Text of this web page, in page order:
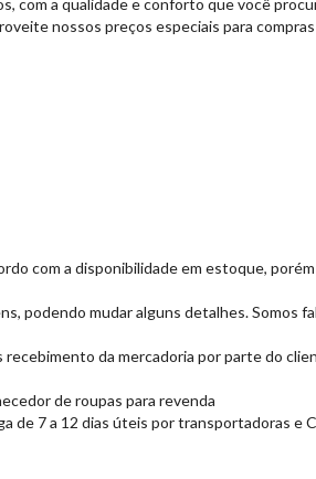
com a qualidade e conforto que você
nossos preços especiais para
com a disponibilidade em estoque,
podendo mudar alguns detalhes. Somos
da mercadoria por parte do
de roupas para revenda
de 7 a 12 dias úteis por transportadoras e